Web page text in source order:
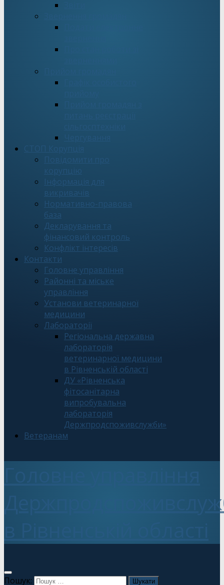
СТОП Корупція
Повідомити про
корупцію
Інформація для
викривачів
Нормативно-правова
база
Декларування та
фінансовий контроль
Конфлікт інтересів
Контакти
Головне управління
Районні та міське
управління
Установи ветеринарної
медицини
Лабораторії
Регіональна державна
лабораторія
ветеринарної медицини
в Рівненській області
ДУ «Рівненська
фітосанітарна
випробувальна
лабораторія
Держпродспоживслужби»
Ветеранам
Пошук: